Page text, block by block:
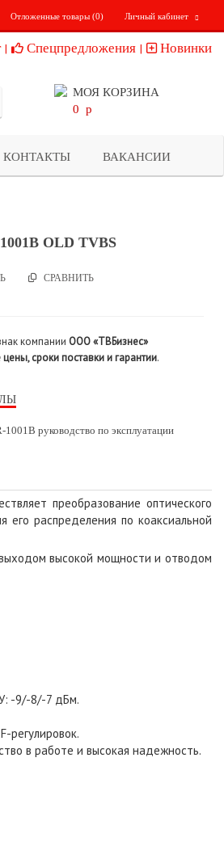
Личный кабинет
Отложенные товары (0)
Спецпредложения Новинки
МОЯ КОРЗИНА
0 p
КОНТАКТЫ ВАКАНСИИ
OLD TVBS
СРАВНИТЬ
компании ООО «ТВБизнес»
сроки поставки и гарантии.
1001B руководство по эксплуатации
преобразование оптического
его распределения по коаксиальной
высокой мощности и отводом
-9/-8/-7 дБм.
регулировок.
в работе и высокая надежность.